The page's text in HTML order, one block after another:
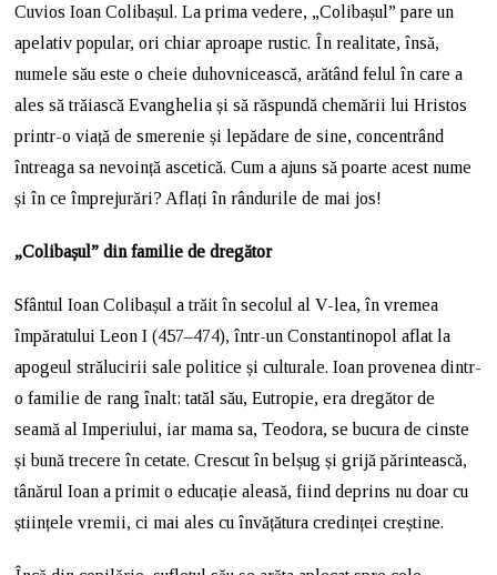
Cuvios Ioan Colibașul. La prima vedere, „Colibașul” pare un
apelativ popular, ori chiar aproape rustic. În realitate, însă,
numele său este o cheie duhovnicească, arătând felul în care a
ales să trăiască Evanghelia și să răspundă chemării lui Hristos
printr-o viață de smerenie și lepădare de sine, concentrând
întreaga sa nevoință ascetică. Cum a ajuns să poarte acest nume
și în ce împrejurări? Aflați în rândurile de mai jos!
„Colibașul” din familie de dregător
Sfântul Ioan Colibașul a trăit în secolul al V-lea, în vremea
împăratului Leon I (457–474), într-un Constantinopol aflat la
apogeul strălucirii sale politice și culturale. Ioan provenea dintr-
o familie de rang înalt: tatăl său, Eutropie, era dregător de
seamă al Imperiului, iar mama sa, Teodora, se bucura de cinste
și bună trecere în cetate. Crescut în belșug și grijă părintească,
tânărul Ioan a primit o educație aleasă, fiind deprins nu doar cu
științele vremii, ci mai ales cu învățătura credinței creștine.